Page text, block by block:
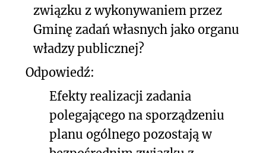
związku z wykonywaniem przez
Gminę zadań własnych jako organu
władzy publicznej?
Odpowiedź:
Efekty realizacji zadania
polegającego na sporządzeniu
planu ogólnego pozostają w